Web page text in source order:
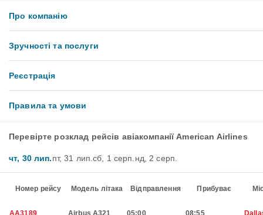
Про компанію
Зручності та послуги
Реєстрація
Правила та умови
Перевірте розклад рейсів авіакомпанії American Airlines
чт, 30 лип.пт, 31 лип.сб, 1 серп. нд, 2 серп.
Номер рейсу Модель літака Відправлення Прибуває
AA3189 Airbus A321 05:00 08:55